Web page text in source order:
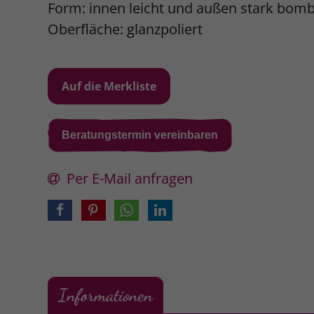
Form: innen leicht und außen stark
Oberfläche: glanzpoliert
Beratungstermin vereinbaren
Per E-Mail anfragen
Informationen